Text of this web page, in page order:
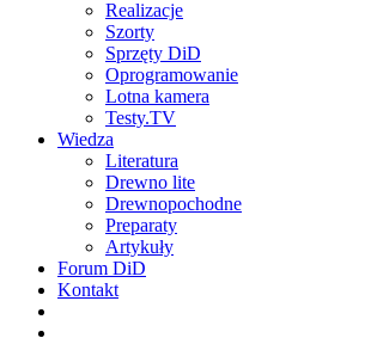
Realizacje
Szorty
Sprzęty DiD
Oprogramowanie
Lotna kamera
Testy.TV
Wiedza
Literatura
Drewno lite
Drewnopochodne
Preparaty
Artykuły
Forum DiD
Kontakt